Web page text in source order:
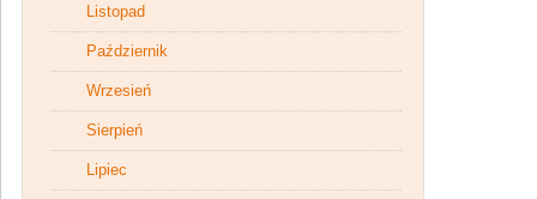
Listopad
Październik
Wrzesień
Sierpień
Lipiec